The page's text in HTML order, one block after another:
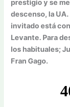
prestigio y se
descenso, la
invitado está
Levante. Para
los habituales;
Fran Gago.